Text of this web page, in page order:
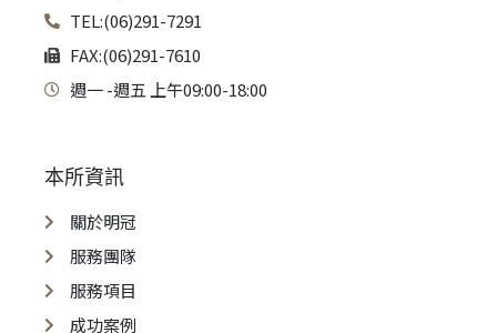
TEL:(06)291-7291
FAX:(06)291-7610
週一 -週五 上午09:00-18:00
本所資訊
關於明冠
服務團隊
服務項目
成功案例